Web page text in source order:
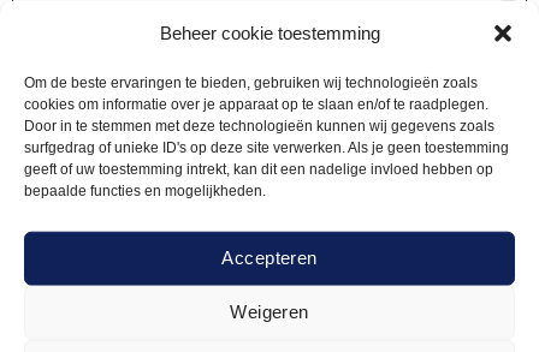
Beheer cookie toestemming
Om de beste ervaringen te bieden, gebruiken wij technologieën zoals
cookies om informatie over je apparaat op te slaan en/of te raadplegen.
Door in te stemmen met deze technologieën kunnen wij gegevens zoals
surfgedrag of unieke ID's op deze site verwerken. Als je geen toestemming
geeft of uw toestemming intrekt, kan dit een nadelige invloed hebben op
bepaalde functies en mogelijkheden.
Accepteren
Weigeren
Warmhoudbrug 2m tbv werktafel